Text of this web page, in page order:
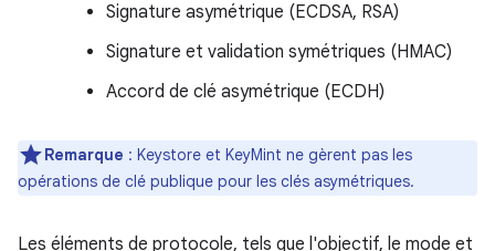
Signature asymétrique (ECDSA, RSA)
Signature et validation symétriques (HMAC)
Accord de clé asymétrique (ECDH)
Remarque : Keystore et KeyMint ne gèrent pas les
opérations de clé publique pour les clés asymétriques.
Les éléments de protocole, tels que l'objectif, le mode et